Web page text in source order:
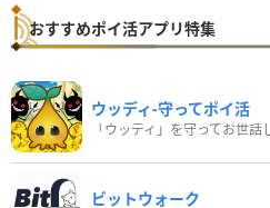
おすすめポイ活アプリ特集
ウッディ‐守ってポイ活
「ウッディ」を守ってお世話
ビットウォーク